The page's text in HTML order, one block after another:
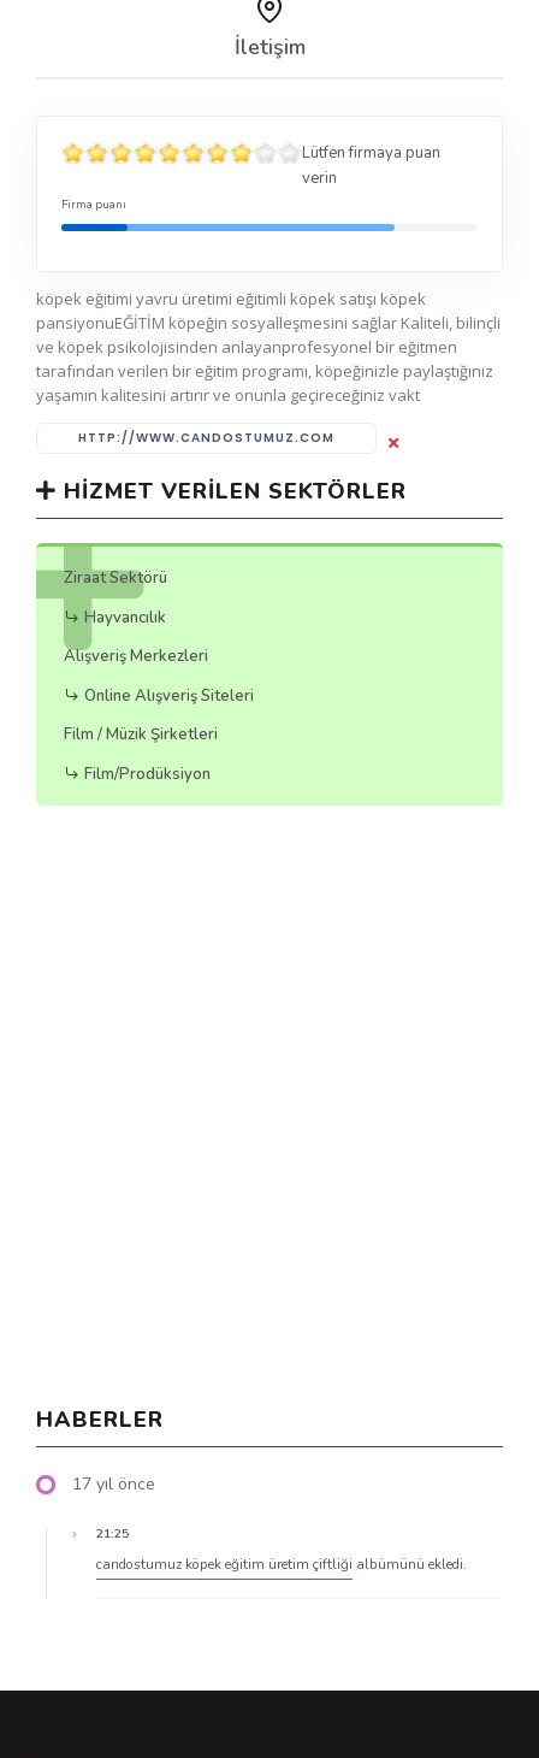
İletişim
Lütfen firmaya puan
verin
Firma puanı
köpek eğitimi yavru üretimi eğitimli köpek satışı köpek
pansiyonuEĞİTİM köpeğin sosyalleşmesini sağlar Kaliteli, bilinçli
ve köpek psikolojisinden anlayanprofesyonel bir eğitmen
tarafından verilen bir eğitim programı, köpeğinizle paylaştığınız
yaşamın kalitesini artırır ve onunla geçireceğiniz vakt
HTTP://WWW.CANDOSTUMUZ.COM
HIZMET VERILEN SEKTÖRLER
Ziraat Sektörü
Hayvancılık
Alışveriş Merkezleri
Online Alışveriş Siteleri
Film / Müzik Şirketleri
Film/Prodüksiyon
HABERLER
17 yıl önce
21:25
candostumuz köpek eğitim üretim çiftliği albümünü ekledi.